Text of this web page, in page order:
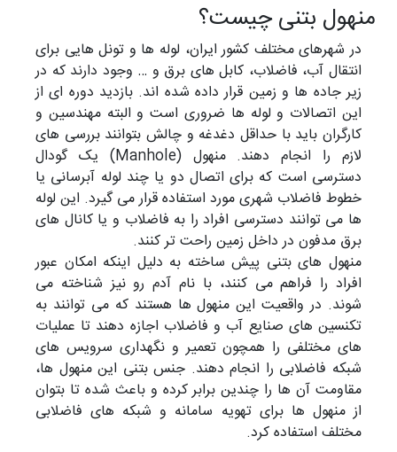
منهول بتنی چیست؟
در شهرهای مختلف کشور ایران، لوله ها و تونل هایی برای
انتقال آب، فاضلاب، کابل های برق و … وجود دارند که در
زیر جاده ها و زمین قرار داده شده اند. بازدید دوره ای از
این اتصالات و لوله ها ضروری است و البته مهندسین و
کارگران باید با حداقل دغدغه و چالش بتوانند بررسی های
لازم را انجام دهند. منهول (Manhole) یک گودال
دسترسی است که برای اتصال دو یا چند لوله آبرسانی یا
خطوط فاضلاب شهری مورد استفاده قرار می گیرد. این لوله
ها می توانند دسترسی افراد را به فاضلاب و یا کانال های
برق مدفون در داخل زمین راحت تر کنند.
منهول های بتنی پیش ساخته به دلیل اینکه امکان عبور
افراد را فراهم می کنند، با نام آدم رو نیز شناخته می
شوند. در واقعیت این منهول ها هستند که می توانند به
تکنسین های صنایع آب و فاضلاب اجازه دهند تا عملیات
های مختلفی را همچون تعمیر و نگهداری سرویس های
شبکه فاضلابی را انجام دهند. جنس بتنی این منهول ها،
مقاومت آن ها را چندین برابر کرده و باعث شده تا بتوان
از منهول ها برای تهویه سامانه و شبکه های فاضلابی
مختلف استفاده کرد.